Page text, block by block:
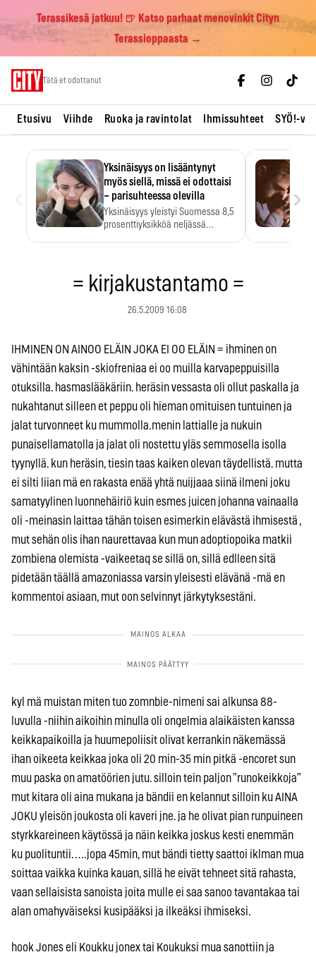
Terassikesä jatkuu! 🍺 Katso parhaat menovinkit Cityn
Terassioppaasta →
Tätä et odottanut
Etusivu Viihde Ruoka ja ravintolat Ihmissuhteet SYÖ!-
Yksinäisyys on lisääntynyt
myös siellä, missä ei odottaisi
– parisuhteessa olevilla
Yksinäisyys yleistyi Suomessa 8,5
prosenttiyksikköä neljässä
›
= kirjakustantamo =
26.5.2009 16:08
IHMINEN ON AINOO ELÄIN JOKA EI OO ELÄIN = ihminen on
vähintään kaksin -skiofreniaa ei oo muilla karvapeppuisilla
otuksilla. hasmaslääkäriin. heräsin vessasta oli ollut paskalla ja
nukahtanut silleen et peppu oli hieman omituisen tuntuinen ja
jalat turvonneet ku mummolla.menin lattialle ja nukuin
punaisellamatolla ja jalat oli nostettu yläs semmosella isolla
tyynyllä. kun heräsin, tiesin taas kaiken olevan täydellistä. mutta
ei silti liian mä en rakasta enää yhtä nuijjaaa siinä ilmeni joku
samatyylinen luonnehäiriö kuin esmes juicen johanna vainaalla
oli -meinasin laittaa tähän toisen esimerkin elävästä ihmisestä ,
mut sehän olis ihan naurettavaa kun mun adoptiopoika matkii
zombiena olemista -vaikeetaq se sillä on, sillä edlleen sitä
pidetään täällä amazoniassa varsin yleisesti elävänä -mä en
kommentoi asiaan, mut oon selvinnyt järkytyksestäni.
kyl mä muistan miten tuo zomnbie-nimeni sai alkunsa 88-
luvulla -niihin aikoihin minulla oli ongelmia alaikäisten kanssa
keikkapaikoilla ja huumepoliisit olivat kerrankin näkemässä
ihan oikeeta keikkaa joka oli 20 min-35 min pitkä -encoret sun
muu paska on amatöörien jutu. silloin tein paljon ”runokeikkoja”
mut kitara oli aina mukana ja bändii en kelannut silloin ku AINA
JOKU yleisön joukosta oli kaveri jne. ja he olivat pian runpuineen
styrkkareineen käytössä ja näin keikka joskus kesti enemmän
ku puolituntii. ….jopa 45min, mut bändi tietty saattoi iklman mua
soittaa vaikka kuinka kauan, sillä he eivät tehneet sitä rahasta,
vaan sellaisista sanoista joita mulle ei saa sanoo tavantakaa tai
alan omahyväiseksi kusipääksi ja ilkeäksi ihmiseksi.
hook Jones eli Koukku jonex tai Koukuksi mua sanottiin ja